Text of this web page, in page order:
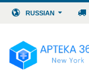
RUSSIAN